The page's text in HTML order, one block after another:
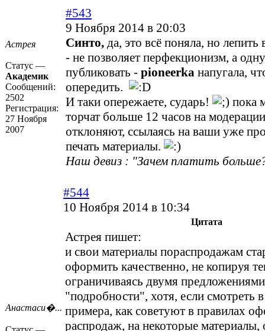
Астрея
Статус —
Академик
Сообщений:
2502
Регистрация:
27 Ноября
2007
#543
9 Ноября 2014 в 20:03
Синто, да, это всё поняла, но лепить
- не позволяет перфекционизм, а
публиковать - pioneеrka напугала,
опередить.
И таки опережаете, сударь!
пока
торчат больше 12 часов на
отклоняют, ссылаясь на ваши уже
печать материалы.
Наш девиз : "Зачем платить
Анастаси�...
#544
10 Ноября 2014 в 10:34
Цитата
Астрея пишет:
и свои материалы пораспродажам
оформить качественно, не копируя
ограничиваясь двумя
"подробности", хотя, если смотреть в
примера, как советуют в правилах
распродаж, на некоторые материалы,